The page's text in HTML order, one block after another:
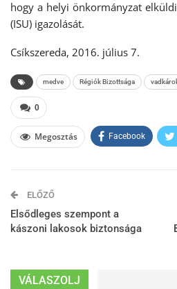
hogy a helyi önkormányzat
(ISU) igazolását.
Csíkszereda, 2016. július 7.
medve Régiók Bizottsága
0
Megosztás Facebook
ELŐZŐ
Elsődleges szempont a
kászoni lakosok biztonsága
VÁLASZOLJ